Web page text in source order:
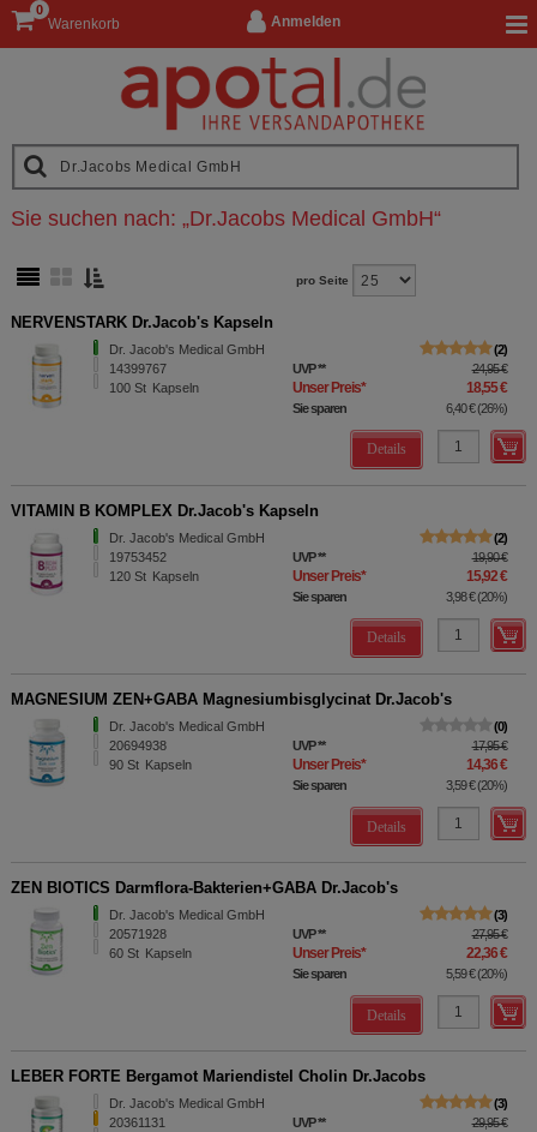
Anmelden
Warenkorb
0
Sie suchen nach: „Dr.Jacobs Medical GmbH“
pro Seite
NERVENSTARK Dr.Jacob's Kapseln
Dr. Jacob's Medical GmbH
14399767
100 St Kapseln
2
UVP** 24,95 €
Unser Preis* 18,55 €
Sie sparen 6,40 €(26%)
Details
VITAMIN B KOMPLEX Dr.Jacob's Kapseln
Dr. Jacob's Medical GmbH
19753452
120 St Kapseln
2
UVP** 19,90 €
Unser Preis* 15,92 €
Sie sparen 3,98 €(20%)
Details
MAGNESIUM ZEN+GABA Magnesiumbisglycinat Dr.Jacob's
Dr. Jacob's Medical GmbH
20694938
90 St Kapseln
0
UVP** 17,95 €
Unser Preis* 14,36 €
Sie sparen 3,59 €(20%)
Details
ZEN BIOTICS Darmflora-Bakterien+GABA Dr.Jacob's
Dr. Jacob's Medical GmbH
20571928
60 St Kapseln
3
UVP** 27,95 €
Unser Preis* 22,36 €
Sie sparen 5,59 €(20%)
Details
LEBER FORTE Bergamot Mariendistel Cholin Dr.Jacobs
Dr. Jacob's Medical GmbH
20361131
3
UVP** 29,95 €